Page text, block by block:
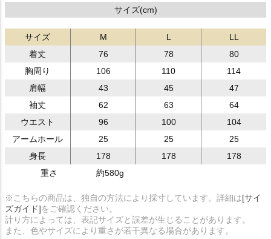
サイズ(cm)
サイズ M L
LL
着丈
76 78
80
胸周り
106 110
114
肩幅
43 45
47
袖丈
62 63
64
ウエスト
96 100
104
アームホール
25 25
25
身長
178 178
178
重さ
約580g
※こちらの商品は、独自の方法により採寸しています。詳細は[サイ
ズガイド]をご確認ください。
計り方によっては、表記サイズと誤差が生じることがあります。
また、色やサイズにより重さが若干異なる場合があります。